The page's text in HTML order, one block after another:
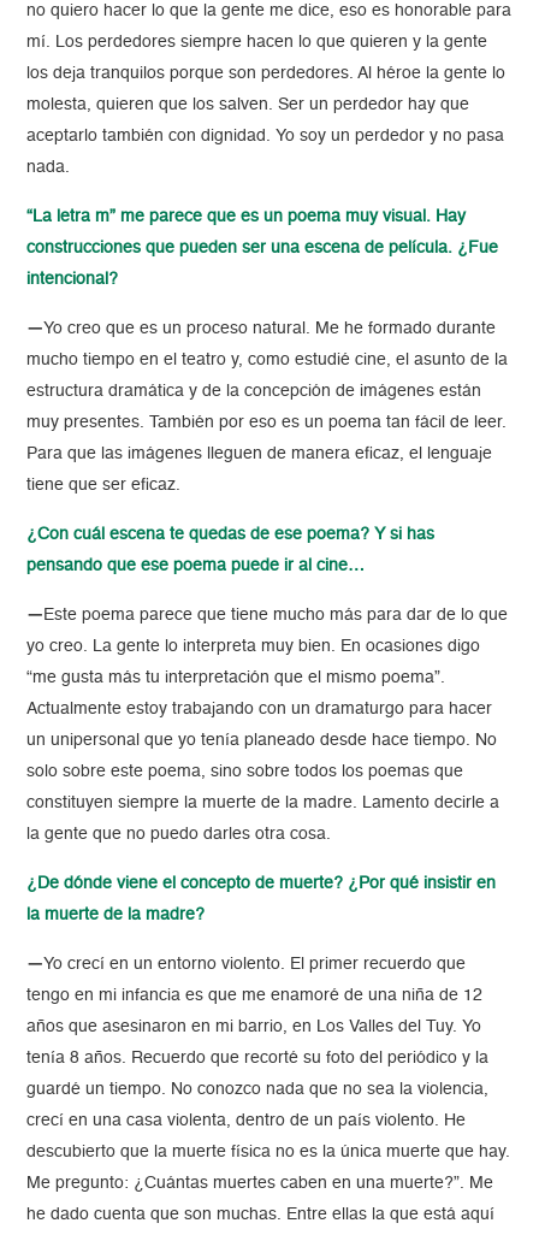
no quiero hacer lo que la gente me dice, eso es honorable para
mí. Los perdedores siempre hacen lo que quieren y la gente
los deja tranquilos porque son perdedores. Al héroe la gente lo
molesta, quieren que los salven. Ser un perdedor hay que
aceptarlo también con dignidad. Yo soy un perdedor y no pasa
nada.
“La letra m” me parece que es un poema muy visual. Hay
construcciones que pueden ser una escena de película. ¿Fue
intencional?
—Yo creo que es un proceso natural. Me he formado durante
mucho tiempo en el teatro y, como estudié cine, el asunto de la
estructura dramática y de la concepción de imágenes están
muy presentes. También por eso es un poema tan fácil de leer.
Para que las imágenes lleguen de manera eficaz, el lenguaje
tiene que ser eficaz.
¿Con cuál escena te quedas de ese poema? Y si has
pensando que ese poema puede ir al cine…
— Este poema parece que tiene mucho más para dar de lo que
yo creo. La gente lo interpreta muy bien. En ocasiones digo
“me gusta más tu interpretación que el mismo poema”.
Actualmente estoy trabajando con un dramaturgo para hacer
un unipersonal que yo tenía planeado desde hace tiempo. No
solo sobre este poema, sino sobre todos los poemas que
constituyen siempre la muerte de la madre. Lamento decirle a
la gente que no puedo darles otra cosa.
¿De dónde viene el concepto de muerte? ¿Por qué insistir en
la muerte de la madre?
—Yo crecí en un entorno violento. El primer recuerdo que
tengo en mi infancia es que me enamoré de una niña de 12
años que asesinaron en mi barrio, en Los Valles del Tuy. Yo
tenía 8 años. Recuerdo que recorté su foto del periódico y la
guardé un tiempo. No conozco nada que no sea la violencia,
crecí en una casa violenta, dentro de un país violento. He
descubierto que la muerte física no es la única muerte que hay.
Me pregunto: ¿Cuántas muertes caben en una muerte?”. Me
he dado cuenta que son muchas. Entre ellas la que está aquí